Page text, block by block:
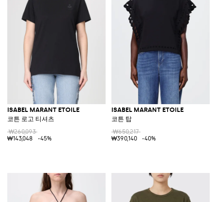
ISABEL MARANT ETOILE
코튼 로고 티셔츠
₩260,093
₩143,048
-45%
ISABEL MARANT ETOILE
코튼 탑
₩650,217
₩390,140
-40%